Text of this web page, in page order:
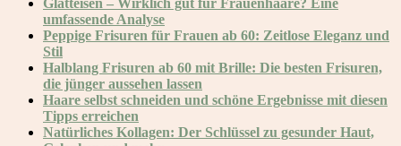
umfassende Analyse
Peppige Frisuren für Frauen ab 60: Zeitlose Eleganz und
Stil
Halblang Frisuren ab 60 mit Brille: Die besten Frisuren,
die jünger aussehen lassen
Haare selbst schneiden und schöne Ergebnisse mit diesen
Tipps erreichen
Natürliches Kollagen: Der Schlüssel zu gesunder Haut,